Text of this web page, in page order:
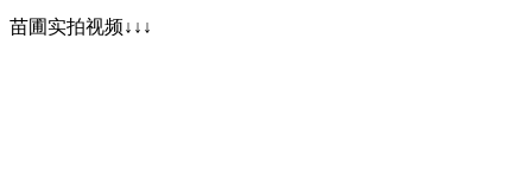
苗圃实拍视频↓↓↓